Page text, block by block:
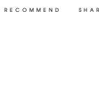
RECOMMEND